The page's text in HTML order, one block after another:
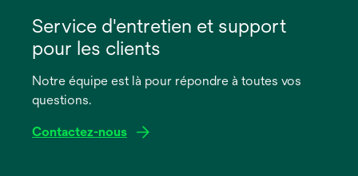
dans
nouvel
onglet
Service d'entretien et support
pour les clients
Notre équipe est là pour répondre à toutes vos
questions.
Contactez-nous